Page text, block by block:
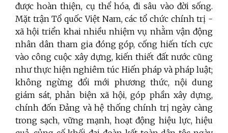
được hoàn thiện, cụ thể hóa, đi sâu vào đời sống.
Mặt trận Tổ quốc Việt Nam, các tổ chức chính trị -
xã hội triển khai nhiều nhiệm vụ nhằm vận động
nhân dân tham gia đóng góp, cống hiến tích cực
vào công cuộc xây dựng, kiến thiết đất nước cũng
như thực hiện nghiêm túc Hiến pháp và pháp luật;
không ngừng đổi mới phương thức, nội dung
giám sát, phản biện xã hội, góp phần xây dựng,
chính đốn Đảng và hệ thống chính trị ngày càng
trong sạch, vững mạnh, hoạt động hiệu lực, hiệu